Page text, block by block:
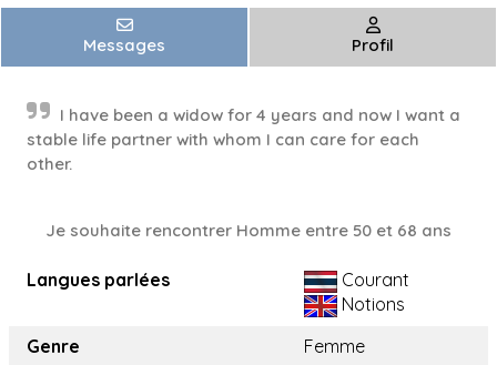
Messages Profil
I have been a widow for 4 years and now I want a
stable life partner with whom I can care for each
other.
Je souhaite rencontrer Homme entre 50 et 68 ans
Langues parlées
Courant
Notions
Genre
Femme